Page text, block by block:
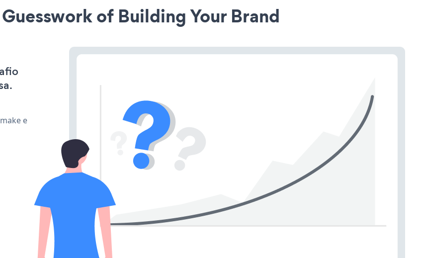
of Building Your Brand
e